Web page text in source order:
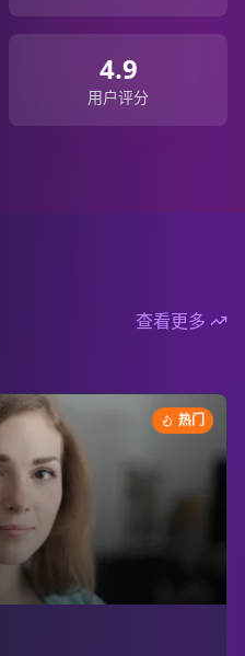
4.9
用户评分
查看更多
热门